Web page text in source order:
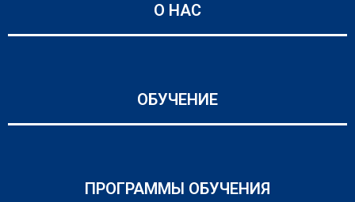
О НАС
ОБУЧЕНИЕ
ПРОГРАММЫ ОБУЧЕНИЯ